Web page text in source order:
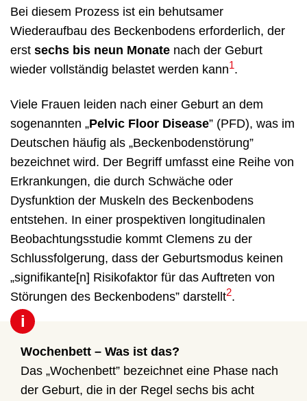
Bei diesem Prozess ist ein behutsamer
Wiederaufbau des Beckenbodens erforderlich, der
erst sechs bis neun Monate nach der Geburt
wieder vollständig belastet werden kann1.
Viele Frauen leiden nach einer Geburt an dem
sogenannten „Pelvic Floor Disease” (PFD), was im
Deutschen häufig als „Beckenbodenstörung”
bezeichnet wird. Der Begriff umfasst eine Reihe von
Erkrankungen, die durch Schwäche oder
Dysfunktion der Muskeln des Beckenbodens
entstehen. In einer prospektiven longitudinalen
Beobachtungsstudie kommt Clemens zu der
Schlussfolgerung, dass der Geburtsmodus keinen
„signifikante[n] Risikofaktor für das Auftreten von
Störungen des Beckenbodens” darstellt2.
i
Wochenbett – Was ist das?
Das „Wochenbett” bezeichnet eine Phase nach
der Geburt, die in der Regel sechs bis acht